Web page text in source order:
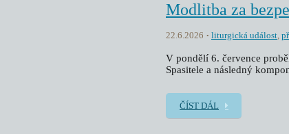
Modlitba za
22.6.2026 liturgická událost,
V pondělí 6. července
Spasitele a následný
ČÍST DÁL